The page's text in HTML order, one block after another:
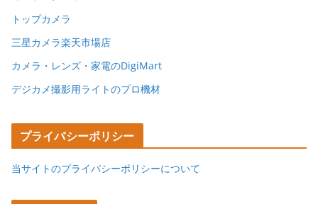
トップカメラ
三星カメラ楽天市場店
カメラ・レンズ・家電のDigiMart
デジカメ撮影用ライトのプロ機材
プライバシーポリシー
当サイトのプライバシーポリシーについて